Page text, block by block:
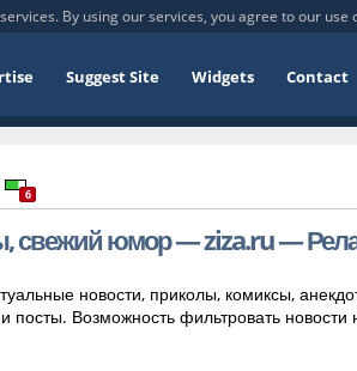
By using our services, you agree to our use
Suggest Site Widgets Contact
6
свежий юмор — ziza.ru —
новости, приколы, комиксы,
Возможность фильтровать новости